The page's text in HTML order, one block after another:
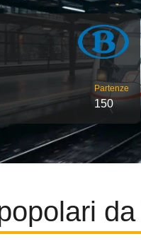
Partenze
150